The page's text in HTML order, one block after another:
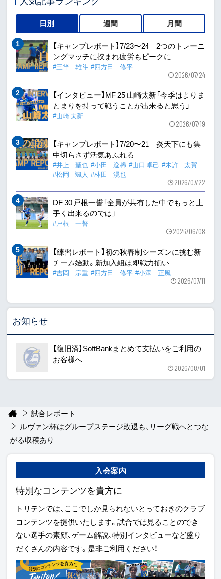
日別 週間 月間
【キャンプレポート】7/23〜24 2つのトレーニ
ングマッチに挟まれ疲労もピークに
#三竿 雄斗 #四方田 修平
2026/07/24
【インタビュー】MF 25 山崎太新「今季はよりま
とまりを持って戦うことが出来ると思う」
#山崎 太新
2026/07/19
【キャンプレポート】7/20〜21 炎天下にも集
中切らさず活気あふれる
#井上 聖也 #小田 逸稀 #山口 卓己 #木許 太賀
#松岡 颯人 #林田 滉也
2026/07/22
DF 30 戸根一誓「全員が共有した中でもっと上
手く出来るのでは」
#戸根 一誓
2026/06/08
【練習レポート】初の秋春制シーズンに挑む新
チーム始動。新加入組は即戦力揃い
#吉岡 宗重 #四方田 修平 #小澤 正風
2026/07/11
お知らせ
【復旧済】SoftBankまとめて支払いをご利用の
お客様へ
2026/08/01
試合レポート
ルヴァン杯はグループステージ敗退も、リーグ戦へとつな
がる収穫あり
入会案内
特別なコンテンツを貴方に
トリテンでは、ここでしか見られないとっておきのクラブ
コンテンツを提供いたします。試合では見ることのでき
ない選手の素顔、ゲーム解説、特別インタビューなど盛り
だくさんの内容です。是非ご利用ください！